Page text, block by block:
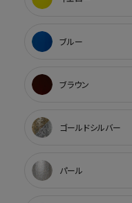
ブルー
ブラウン
ゴールドシルバー
パール